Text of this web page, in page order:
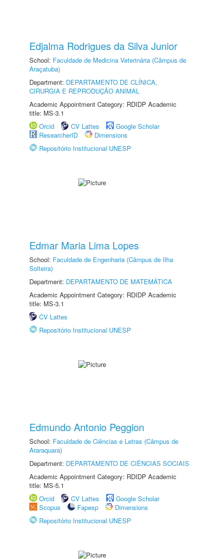
Edjalma Rodrigues da Silva Junior
School: Faculdade de Medicina Veterinária (Câmpus de
Araçatuba)
Department: DEPARTAMENTO DE CLÍNICA,
CIRURGIA E REPRODUÇÃO ANIMAL
Academic Appointment Category: RDIDP Academic
title: MS-3.1
Orcid
CV Lattes
Google Scholar
ResearcherID
Dimensions
Repositório Institucional UNESP
Edmar Maria Lima Lopes
School: Faculdade de Engenharia (Câmpus de Ilha
Solteira)
Department: DEPARTAMENTO DE MATEMÁTICA
Academic Appointment Category: RDIDP Academic
title: MS-3.1
CV Lattes
Repositório Institucional UNESP
Edmundo Antonio Peggion
School: Faculdade de Ciências e Letras (Câmpus de
Araraquara)
Department: DEPARTAMENTO DE CIÊNCIAS SOCIAIS
Academic Appointment Category: RDIDP Academic
title: MS-5.1
Orcid
CV Lattes
Google Scholar
Scopus
Fapesp
Dimensions
Repositório Institucional UNESP